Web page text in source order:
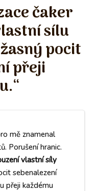
čaker
sílu
pocit
přeji
mě znamenal
Porušení hranic.
vlastní síly
sebenalezení
přeji každému